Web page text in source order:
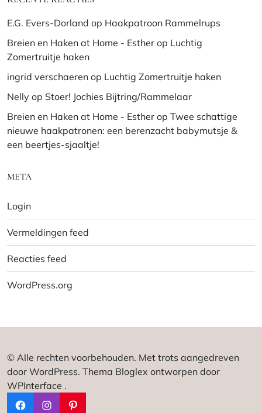
E.G. Evers-Dorland op Haakpatroon Rammelrups
Breien en Haken at Home - Esther op Luchtig
Zomertruitje haken
ingrid verschaeren op Luchtig Zomertruitje haken
Nelly op Stoer! Jochies Bijtring/Rammelaar
Breien en Haken at Home - Esther op Twee schattige
nieuwe haakpatronen: een berenzacht babymutsje &
een beertjes-sjaaltje!
META
Login
Vermeldingen feed
Reacties feed
WordPress.org
© Alle rechten voorbehouden. Met trots aangedreven
door WordPress. Thema Bloglex ontworpen door
WPInterface .